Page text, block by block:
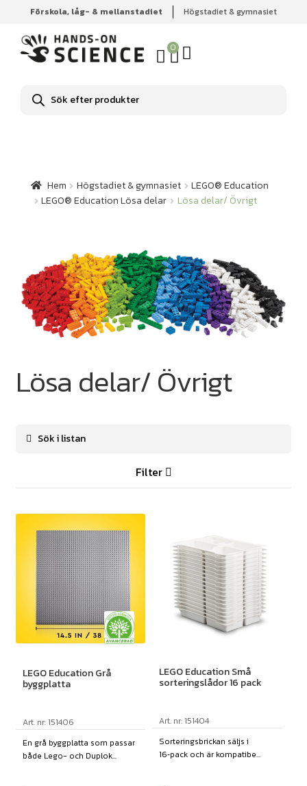
Förskola, låg- & mellanstadiet Högstadiet & gymnasiet
0
Produktsökning
Hem Högstadiet & gymnasiet
LEGO® Education
LEGO® Education Lösa delar
Hem Högstadiet & gymnasiet
LEGO® Education
LEGO® Education Lösa delar
Lösa delar/ Övrigt
Lösa delar/ Övrigt
Filter
LEGO Education Grå
byggplatta
Art. nr: 151406
En grå byggplatta som passar
både Lego- och Duplok...
LEGO Education Små
sorteringslådor 16 pack
Art. nr: 151404
Sorteringsbrickan säljs i
16‑pack och är kompatibe...